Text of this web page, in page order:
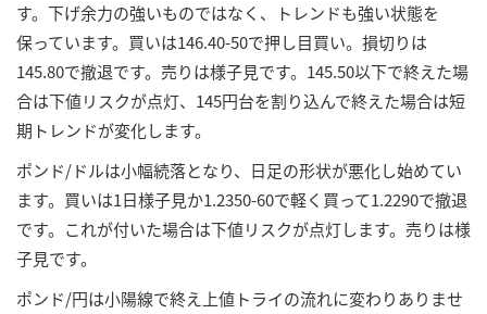
す。下げ余力の強いものではなく、トレンドも強い状態を
保っています。買いは146.40-50で押し目買い。損切りは
145.80で撤退です。売りは様子見です。145.50以下で終えた場
合は下値リスクが点灯、145円台を割り込んで終えた場合は短
期トレンドが変化します。
ポンド/ドルは小幅続落となり、日足の形状が悪化し始めてい
ます。買いは1日様子見か1.2350-60で軽く買って1.2290で撤退
です。これが付いた場合は下値リスクが点灯します。売りは様
子見です。
ポンド/円は小陽線で終え上値トライの流れに変わりありませ